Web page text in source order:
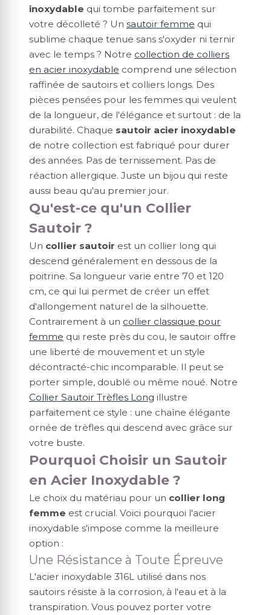
inoxydable qui tombe parfaitement sur
votre décolleté ? Un sautoir femme qui
sublime chaque tenue sans s'oxyder ni ternir
avec le temps ? Notre collection de colliers
en acier inoxydable comprend une sélection
raffinée de sautoirs et colliers longs. Des
pièces pensées pour les femmes qui veulent
de la longueur, de l'élégance et surtout : de la
durabilité. Chaque sautoir acier inoxydable
de notre collection est fabriqué pour durer
des années. Pas de ternissement. Pas de
réaction allergique. Juste un bijou qui reste
aussi beau qu'au premier jour.
Qu'est-ce qu'un Collier
Sautoir ?
Un collier sautoir est un collier long qui
descend généralement en dessous de la
poitrine. Sa longueur varie entre 70 et 120
cm, ce qui lui permet de créer un effet
d'allongement naturel de la silhouette.
Contrairement à un collier classique pour
femme qui reste près du cou, le sautoir offre
une liberté de mouvement et un style
décontracté-chic incomparable. Il peut se
porter simple, doublé ou même noué. Notre
Collier Sautoir Trèfles Long illustre
parfaitement ce style : une chaîne élégante
ornée de trèfles qui descend avec grâce sur
votre buste.
Pourquoi Choisir un Sautoir
en Acier Inoxydable ?
Le choix du matériau pour un collier long
femme est crucial. Voici pourquoi l'acier
inoxydable s'impose comme la meilleure
option :
Une Résistance à Toute Épreuve
L'acier inoxydable 316L utilisé dans nos
sautoirs résiste à la corrosion, à l'eau et à la
transpiration. Vous pouvez porter votre